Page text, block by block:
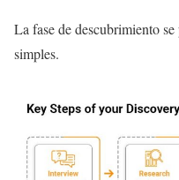
La fase de descubrimiento
simples.